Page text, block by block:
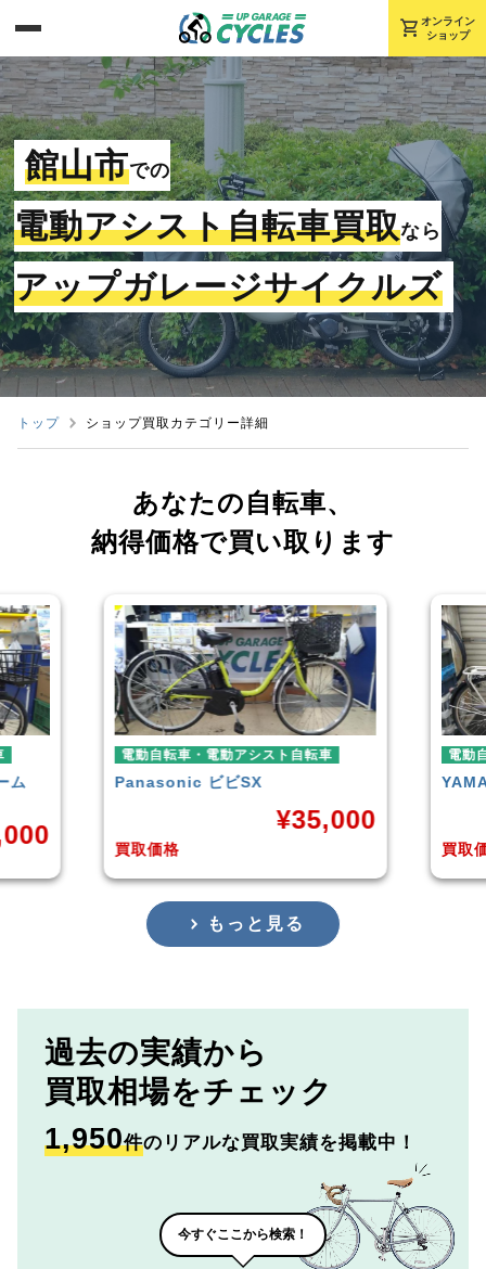
shopping_cart オンライン
ショップ
館山市での
電動アシスト自転車買取なら
アップガレージサイクルズ
トップ ショップ買取カテゴリー詳細
あなたの自転車、
納得価格で買い取ります
転車
35,000
電動自転車・電動アシスト自転車
YAMAHAPAS With
買取価格
¥38,929
もっと見る
過去の実績から
買取相場をチェック
1,950件のリアルな買取実績を掲載中！
今すぐここから検索！